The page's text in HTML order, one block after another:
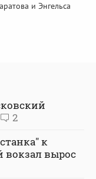
и Энгельса
2
к
вокзал вырос